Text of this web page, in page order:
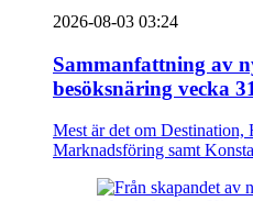
2026-08-03 03:24
Sammanfattning av
besöksnäring vecka
Mest är det om
Marknadsföring samt